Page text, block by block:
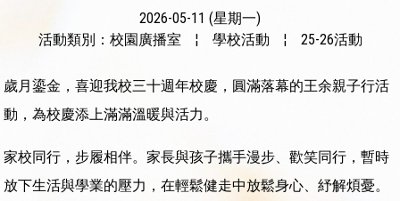
2026-05-11 (星期一)
活動類別：校園廣播室
¦ 學校活動 ¦ 25-26活動
歲月鎏金，喜迎我校三十週年校慶，圓滿落幕的王余親子行活
動，為校慶添上滿滿溫暖與活力。
家校同行，步履相伴。家長與孩子攜手漫步、歡笑同行，暫時
放下生活與學業的壓力，在輕鬆健走中放鬆身心、紓解煩憂。